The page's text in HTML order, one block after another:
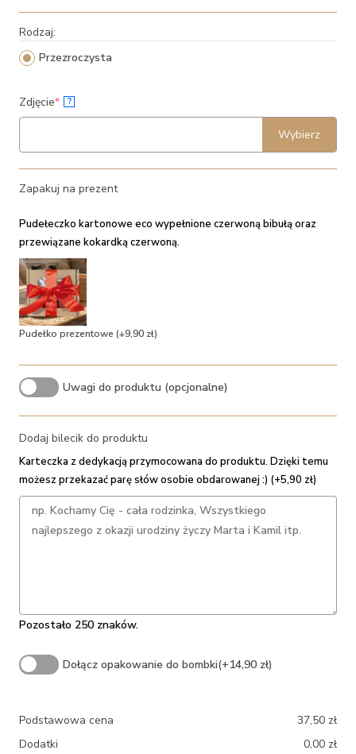
Rodzaj:
Przezroczysta
Zdjęcie*(required)
?
Wybierz
Zapakuj na prezent
Pudełeczko kartonowe eco wypełnione czerwoną bibułą oraz
przewiązane kokardką czerwoną.
Pudełko prezentowe (+9,90 zł)
Uwagi do produktu (opcjonalne)
Dodaj bilecik do produktu
Karteczka z dedykacją przymocowana do produktu. Dzięki temu
możesz przekazać parę słów osobie obdarowanej :) (+5,90 zł)
Pozostało 250 znaków.
Dołącz opakowanie do bombki(+14,90 zł)
Podstawowa cena 37,50 zł
Dodatki
0,00 zł